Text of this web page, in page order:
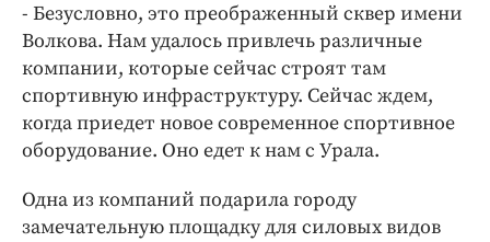
- Безусловно, это преображенный сквер имени
Волкова. Нам удалось привлечь различные
компании, которые сейчас строят там
спортивную инфраструктуру. Сейчас ждем,
когда приедет новое современное спортивное
оборудование. Оно едет к нам с Урала.
Одна из компаний подарила городу
замечательную площадку для силовых видов